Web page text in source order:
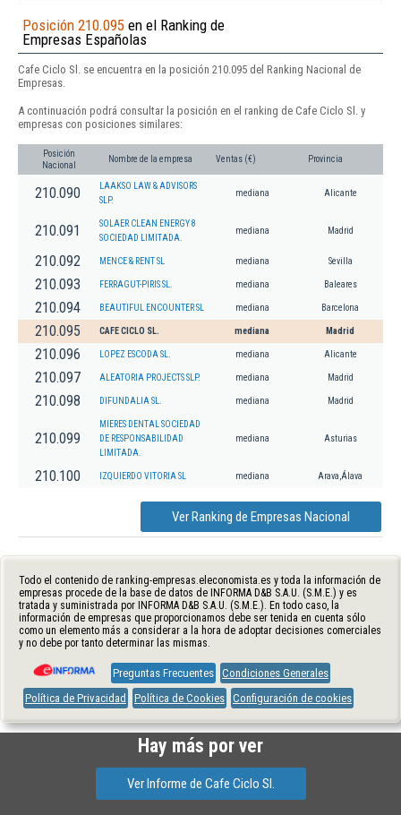
Posición 210.095 en el Ranking de
Empresas Españolas
Cafe Ciclo Sl. se encuentra en la posición 210.095 del Ranking Nacional de
Empresas.
A continuación podrá consultar la posición en el ranking de Cafe Ciclo Sl. y
empresas con posiciones similares:
Posición
Nacional
Nombre de la empresa Ventas (€) Provincia
210.090
LAAKSO LAW & ADVISORS
SLP.
mediana Alicante
210.091
SOLAER CLEAN ENERGY 8
SOCIEDAD LIMITADA.
mediana Madrid
210.092 MENCE & RENT SL mediana Sevilla
210.093 FERRAGUT-PIRIS SL. mediana Baleares
210.094 BEAUTIFUL ENCOUNTER SL mediana Barcelona
210.095 CAFE CICLO SL. mediana Madrid
210.096 LOPEZ ESCODA SL. mediana Alicante
210.097 ALEATORIA PROJECTS SLP. mediana Madrid
210.098 DIFUNDALIA SL. mediana Madrid
210.099
MIERES DENTAL SOCIEDAD
DE RESPONSABILIDAD
LIMITADA.
mediana Asturias
210.100 IZQUIERDO VITORIA SL mediana Arava,Álava
Ver Ranking de Empresas Nacional
Todo el contenido de ranking-empresas.eleconomista.es y toda la información de
empresas procede de la base de datos de INFORMA D&B S.A.U. (S.M.E.) y es
tratada y suministrada por INFORMA D&B S.A.U. (S.M.E.). En todo caso, la
información de empresas que proporcionamos debe ser tenida en cuenta sólo
como un elemento más a considerar a la hora de adoptar decisiones comerciales
y no debe por tanto determinar las mismas.
Preguntas Frecuentes Condiciones Generales
Política de Privacidad
Política de Cookies Configuración de cookies
Hay más por ver
Ver Informe de Cafe Ciclo Sl.